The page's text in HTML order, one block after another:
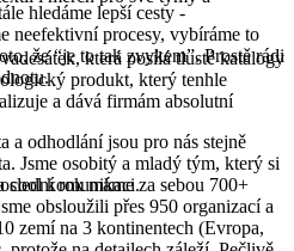
hledáme lepší cesty -
neefektivní procesy, vybíráme to
že “je to tak zvykem”. Prostě rádi
a odhodlání jsou pro nás stejně
Jsme osobitý a mladý tým, který si
cool komunikaci.
která posílá tlusté katalogy
produkt, který tenhle
a dává firmám absolutní
rok máme za sebou 700+
obsloužili přes 950 organizací a
zemí na 3 kontinentech (Evropa,